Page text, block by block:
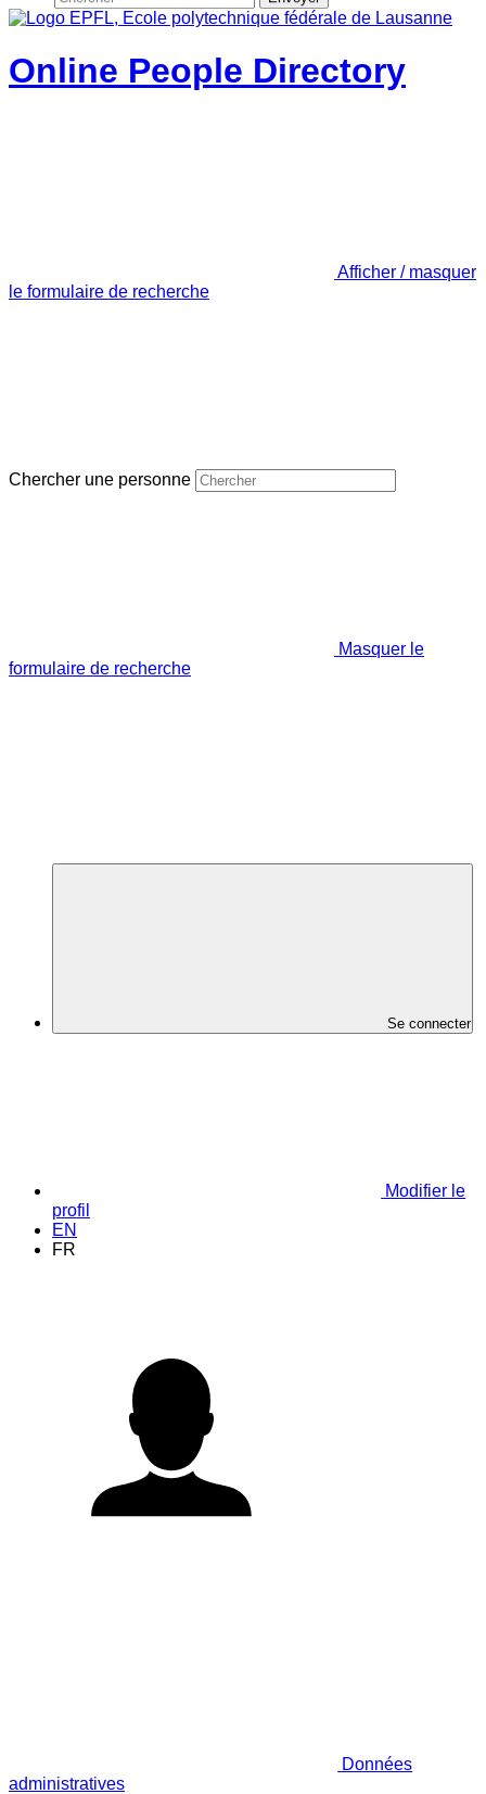
Online People Directory
Afficher / masquer
le formulaire de recherche
Chercher une personne
Masquer le
formulaire de recherche
Se connecter
Modifier le
profil
EN
FR
Données
administratives